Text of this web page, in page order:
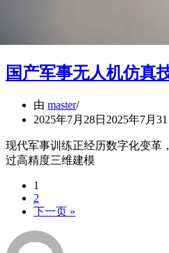
国产军事无人机仿真
由 master
2025年7月28日 2025年7月31
现代军事训练正经历数字化变革
过高精度三维建模
1
2
下一页 »